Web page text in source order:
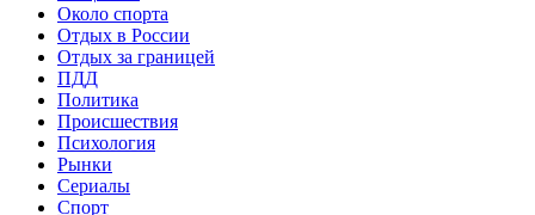
Около спорта
Отдых в России
Отдых за границей
ПДД
Политика
Происшествия
Психология
Рынки
Сериалы
Спорт